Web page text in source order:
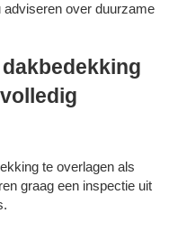
over duurzame
te overlagen als
graag een inspectie uit